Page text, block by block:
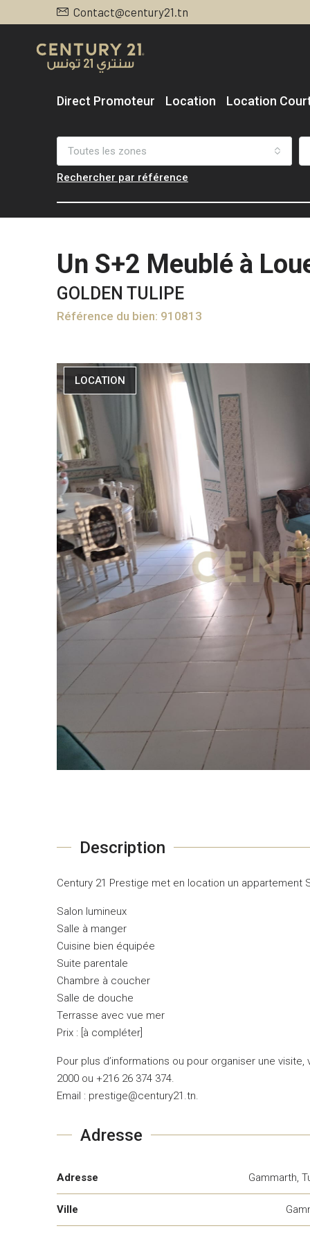
Contact@century21.tn
Direct Promoteur Location Location
Toutes les zones
Rechercher par référence
Un S+2 Meublé à
GOLDEN TULIPE
Référence du bien: 910813
LOCATION
Description
Century 21 Prestige met en location un appartement
Salon lumineux
Salle à manger
Cuisine bien équipée
Suite parentale
Chambre à coucher
Salle de douche
Terrasse avec vue mer
Prix : [à compléter]
Pour plus d’informations ou pour organiser une
2000 ou +216 26 374 374.
Email : prestige@century21.tn.
Adresse
Adresse Gammarth,
Ville